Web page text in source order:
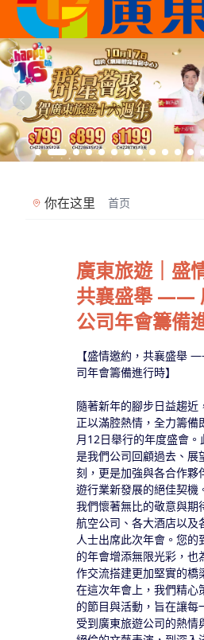
你在这里 首页
廣東旅遊｜盛
共襄盛舉 ——
公司年會籌備
【盛情邀約，共襄盛舉
司年會籌備進行時】
隨著新年的腳步日益趨近
正以滿腔熱情，全力籌備
月12日舉行的年度盛會
是我們公司回顧過去、展
刻，更是加強與各合作夥
遊行業新發展的絕佳契機
我們懷著無比的敬意與期
航空公司、各大酒店以及
人士出席此次年會。您的
的年會增添無限光彩，也
作交流搭建更加堅實的橋
在這次年會上，我們精心
的節目與活動，旨在讓每
受到廣東旅遊公司的熱情